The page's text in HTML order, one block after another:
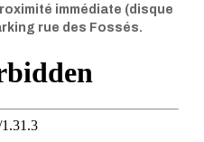
immédiate (disque
rue des Fossés.